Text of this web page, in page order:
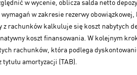
w wycenie, oblicza salda netto
w zakresie rezerwy
rachunków kalkuluje się koszt nabytych
koszt finansowania. W kolejnym
rachunków, która podlega
amortyzacji (TAB).